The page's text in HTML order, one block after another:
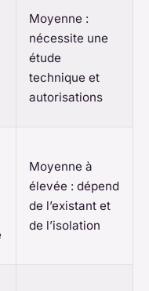
Moyenne :
nécessite une
étude
technique et
autorisations
Moyenne à
élevée : dépend
de l’existant et
de l’isolation